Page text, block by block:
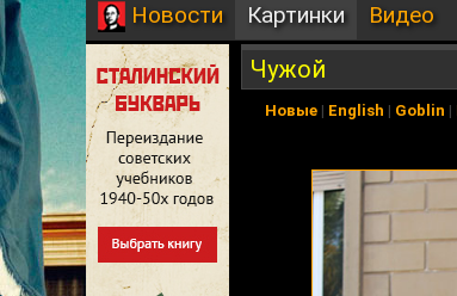
Новости Картинки Видео
Чужой
Новые| English | Goblin |